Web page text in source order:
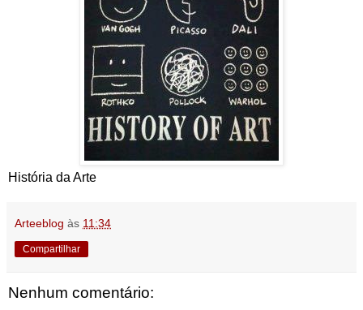
História da Arte
Arteeblog às 11:34
Compartilhar
Nenhum comentário: